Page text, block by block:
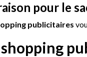
pour le
publicitaires
shopping